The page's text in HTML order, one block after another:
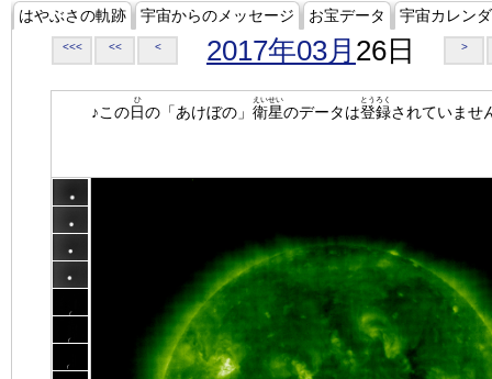
はやぶさの軌跡 宇宙からのメッセージ お宝データ 宇宙カレン
<<< << < 2017年03月 26日 >
♪この日
ひ
の「あけぼの」 衛星
えいせい
のデータは登録
とうろく
されていませ